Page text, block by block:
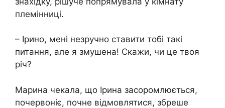
племінниці.
– Ірино, мені незручно ставити тобі такі
питання, але я змушена! Скажи, чи це твоя
річ?
Марина чекала, що Ірина засоромлюється,
почервоніє, почне відмовлятися, збреше